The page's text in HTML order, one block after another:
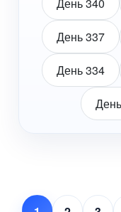
День 337
День 334